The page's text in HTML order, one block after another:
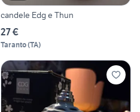
candele Edg e Thun
27 €
Taranto(TA)